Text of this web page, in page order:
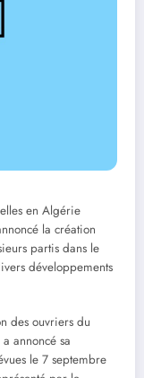
en Algérie
la création
partis dans le
développements
des ouvriers du
annoncé sa
le 7 septembre